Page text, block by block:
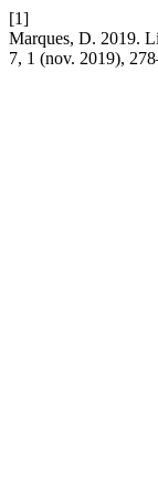
[1]
Marques, D. 2019.
7, 1 (nov. 2019),